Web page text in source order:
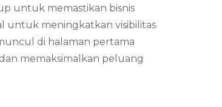
untuk memastikan bisnis
untuk meningkatkan visibilitas
di halaman pertama
memaksimalkan peluang